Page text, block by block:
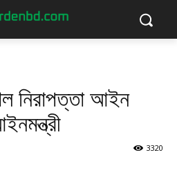
নিরাপত্তা আইন
3320